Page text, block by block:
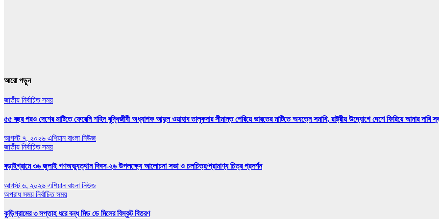
আরো পড়ুন
জাতীয় নির্বাচিত সময়
৫৫ বছর পরও দেশের মাটিতে ফেরেনি শহিদ বুদ্ধিজীবী অধ্যাপক আব্দুল ওয়াহাব তালুকদার সীমান্ত পেরিয়ে ভারতের মাটিতে অযত্নে সমাধি, রাষ্ট্রীয় উদ্যোগে দেশে ফিরিয়ে আনার দাবি
আগস্ট ৭, ২০২৬ এশিয়ান বাংলা নিউজ
জাতীয় নির্বাচিত সময়
বড়াইগ্রামে ৩৬ জুলাই গণঅভ্যুত্থান দিবস-২৬ উপলক্ষ্যে আলোচনা সভা ও চলচিত্র/প্রামাণ্য চিত্র প্রদর্শন
আগস্ট ৬, ২০২৬ এশিয়ান বাংলা নিউজ
অপরাধ সময় নির্বাচিত সময়
কুড়িগ্রামের ৩ সপ্তাহ ধরে বন্ধ মিড ডে মিলের বিস্কুট বিতরণ